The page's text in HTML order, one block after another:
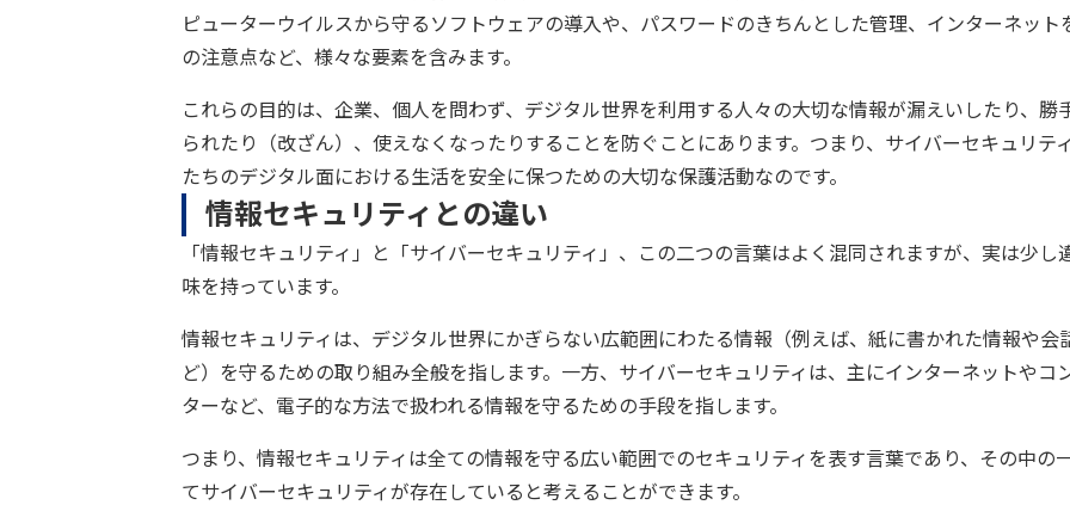
ピューターウイルスから守るソフトウェアの導入や、パスワードのきちんとした管理、インターネット
の注意点など、様々な要素を含みます。
これらの目的は、企業、個人を問わず、デジタル世界を利用する人々の大切な情報が漏えいしたり、勝
られたり（改ざん）、使えなくなったりすることを防ぐことにあります。つまり、サイバーセキュリテ
たちのデジタル面における生活を安全に保つための大切な保護活動なのです。
情報セキュリティとの違い
「情報セキュリティ」と「サイバーセキュリティ」、この二つの言葉はよく混同されますが、実は少し
味を持っています。
情報セキュリティは、デジタル世界にかぎらない広範囲にわたる情報（例えば、紙に書かれた情報や会
ど）を守るための取り組み全般を指します。一方、サイバーセキュリティは、主にインターネットやコ
ターなど、電子的な方法で扱われる情報を守るための手段を指します。
つまり、情報セキュリティは全ての情報を守る広い範囲でのセキュリティを表す言葉であり、その中の
てサイバーセキュリティが存在していると考えることができます。